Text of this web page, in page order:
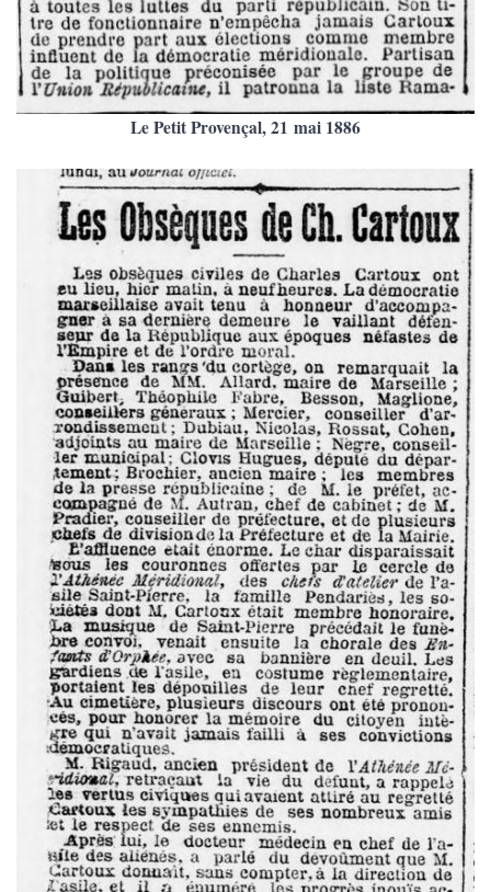
Le Petit Provençal, 21 mai 1886